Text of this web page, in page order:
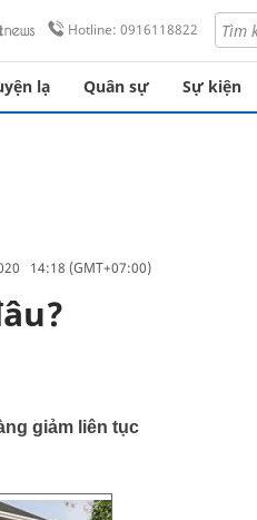
Hotline: 0916118822
lạ Quân sự Sự kiện
14:18 (GMT+07:00)
giảm liên tục